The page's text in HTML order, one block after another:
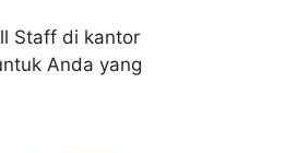
Staff di kantor
Anda yang